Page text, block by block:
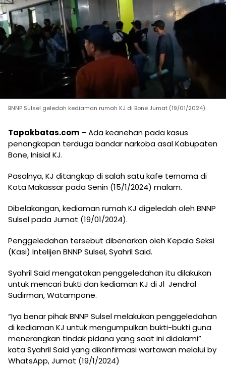
BNNP Sulsel geledah kediaman rumah KJ di Bone Jumat (19/01/2024).
Tapakbatas.com – Ada keanehan pada kasus
penangkapan terduga bandar narkoba asal Kabupaten
Bone, Inisial KJ.
Pasalnya, KJ ditangkap di salah satu kafe ternama di
Kota Makassar pada Senin (15/1/2024) malam.
Dibelakangan, kediaman rumah KJ digeledah oleh BNNP
Sulsel pada Jumat (19/01/2024).
Penggeledahan tersebut dibenarkan oleh Kepala Seksi
(Kasi) Intelijen BNNP Sulsel, Syahril Said.
Syahril Said mengatakan penggeledahan itu dilakukan
untuk mencari bukti dan kediaman KJ di Jl Jendral
Sudirman, Watampone.
“Iya benar pihak BNNP Sulsel melakukan penggeledahan
di kediaman KJ untuk mengumpulkan bukti-bukti guna
menerangkan tindak pidana yang saat ini didalami”
kata Syahril Said yang dikonfirmasi wartawan melalui by
WhatsApp, Jumat (19/1/2024)